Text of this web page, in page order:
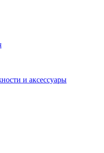
и аксессуары